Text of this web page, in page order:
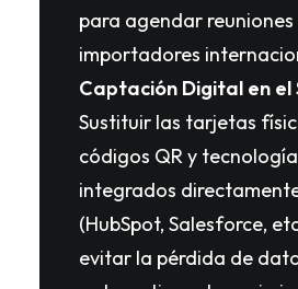
para agendar reuniones
importadores
Captación Digital en el
Sustituir las tarjetas
códigos QR y
integrados
(HubSpot, Salesforce,
evitar la pérdida de